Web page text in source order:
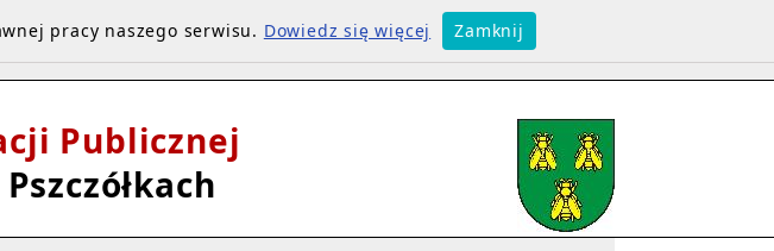
Publicznej
pracy naszego serwisu. Dowiedz się więcej Zamknij